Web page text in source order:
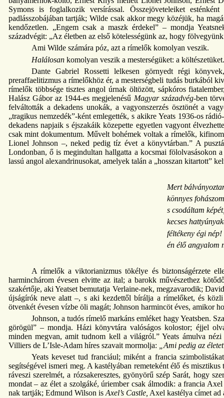
Symons is foglalkozik versírással. Összejöveteleiket
padlásszobájában tartják; Wilde csak akkor megy közéjük, ha
kendőzetlen. „Engem csak a maszk érdekel” – mondja
századvégit: „Az életben az első kötelességünk az, hogy
Ami Wilde számára póz, azt a rímelők komolyan veszik.
Halálosankomolyan veszik a mesterségüket: a költészetüket.
Dante Gabriel Rossetti lelkesen görnyedt régi
preraffaelitizmus a rímelőkhöz ér, a mesterségbeli tudás burkából
rímelők többsége tisztes angol úrnak öltözött, sápkóros
Halász Gábor az 1944-es megjelenésű Magyar századvég-ben
felváltották a dekadens unokák, a vagyonszerzés ösztönét a
„tragikus nemzedék”-ként emlegették, s akikre Yeats 1936-os
dekadens napjaik s éjszakáik közepette egyetlen vagyont
csak mint dokumentum. Művelt bohémek voltak a rímelők,
Lionel Johnson –, neked pedig tíz évet a könyvtárban.” A
Londonban, ő is megindultan hallgatta a kocsmai fölolvasásokon
lassú angol alexandrinusokat, amelyek talán a „hosszan kitartott”
Mert
könnyes
s csodáltam
kecses
féltékeny égi
én élő angyalom
A rímelők a viktorianizmus tökélye és biztonságérzete
harminchárom évesen elvitte az ital; a barokk művészethez
szakértője, aki Yeatset bemutatja Verlaine-nek, megzavarodik;
újságírók neve alatt –, s aki kezdettől bírálja a rímelőket, és
ötvenkét évesen vízbe öli magát; Johnson harmincöt éves, amikor
Johnson, a tudós rímelő markáns emléket hagy Yeatsben.
görögül” – mondja. Házi könyvtára valóságos kolostor; éjjel
minden megvan, amit tudnom kell a világról.” Yeats ámulva
Villiers de L’Isle-Adam híres szavait mormolja:
„Ami pedig az
Yeats keveset tud franciául; miként a francia
segítségével ismeri meg. A kastélyában remeteként élő és
ráveszi szerelmét, a rózsakeresztes, gyönyörű szép Sarát, hogy
mondat – az élet a szolgáké, úriember csak álmodik: a francia
nak tartják; Edmund Wilson isAxel’s Castle, Axel kastélya címet